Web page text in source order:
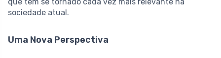
que tem se tornado cada vez mais relevante na
sociedade atual.
Uma Nova Perspectiva